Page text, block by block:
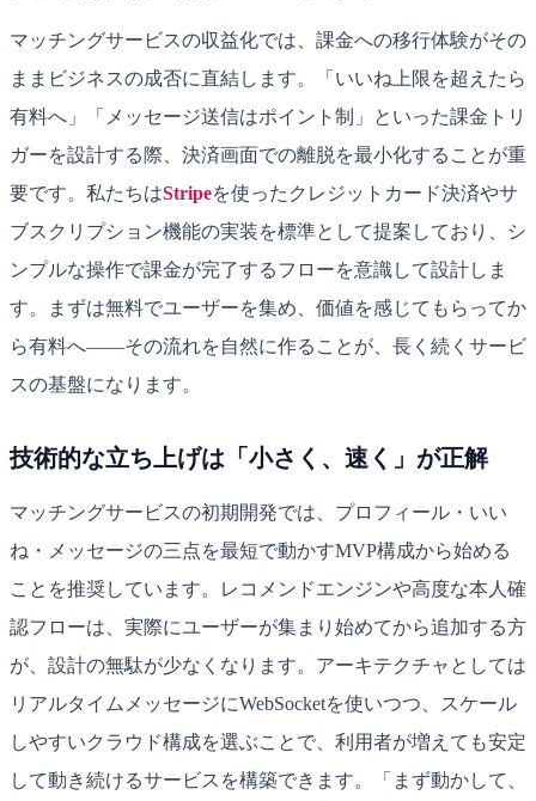
マッチングサービスの収益化では、課金への移行体験がその
ままビジネスの成否に直結します。「いいね上限を超えたら
有料へ」「メッセージ送信はポイント制」といった課金トリ
ガーを設計する際、決済画面での離脱を最小化することが重
要です。私たちはStripeを使ったクレジットカード決済やサ
ブスクリプション機能の実装を標準として提案しており、シ
ンプルな操作で課金が完了するフローを意識して設計しま
す。まずは無料でユーザーを集め、価値を感じてもらってか
ら有料へ——その流れを自然に作ることが、長く続くサービ
スの基盤になります。
技術的な立ち上げは「小さく、速く」が正解
マッチングサービスの初期開発では、プロフィール・いい
ね・メッセージの三点を最短で動かすMVP構成から始める
ことを推奨しています。レコメンドエンジンや高度な本人確
認フローは、実際にユーザーが集まり始めてから追加する方
が、設計の無駄が少なくなります。アーキテクチャとしては
リアルタイムメッセージにWebSocketを使いつつ、スケール
しやすいクラウド構成を選ぶことで、利用者が増えても安定
して動き続けるサービスを構築できます。「まず動かして、